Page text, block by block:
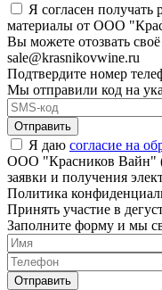
Я согласен
материалы от ООО
Вы можете отозвать
sale@krasnikovwine.ru
Подтвердите номер
Мы отправили код на
Отправить
Я даю согласие на
ООО "Красников Вайн"
заявки и получения
Политика
Принять участие в
Заполните форму и мы
Отправить